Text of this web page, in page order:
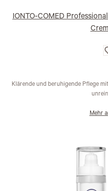
IONTO-COMED
Klärende und beruhigende Pflege
Mehr